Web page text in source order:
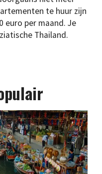
te huur zijn
euro per maand. Je
Thailand.